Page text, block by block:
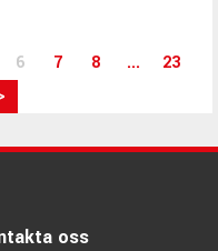
6 7 8 ...
23
oss